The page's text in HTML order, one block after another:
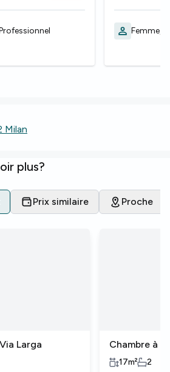
Femme,
Milan
plus?
Prix similaire Proche
Larga Chambre à
17m² 2